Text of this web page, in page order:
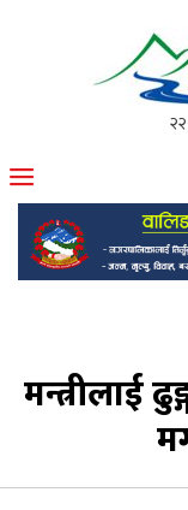
मोफसलकै लोकप्रिय
मन्त्रीलाई